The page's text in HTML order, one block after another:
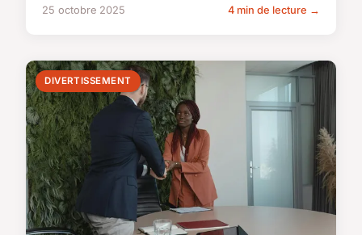
25 octobre 2025 4 min de lecture →
DIVERTISSEMENT